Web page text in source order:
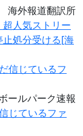
海外報道翻訳所
超人気ストリー
処分受ける[海
ールパーク速報
じているファ